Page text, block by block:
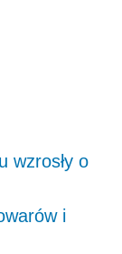
wzrosły o
i